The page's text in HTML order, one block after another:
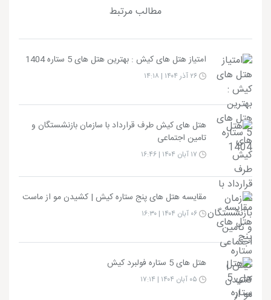
مطالب مرتبط
امتیاز هتل های کیش : بهترین هتل های 5 ستاره 1404
هتل های کیش طرف قرارداد با سازمان بازنشستگان و
تامین اجتماعی
مقایسه هتل های پنج ستاره کیش | کشیدن مو از ماست
هتل های 5 ستاره فولبرد کیش